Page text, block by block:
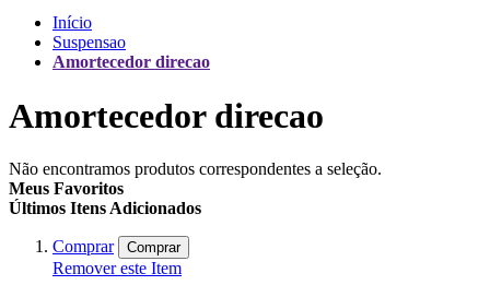
Início
Suspensao
Amortecedor direcao
Amortecedor direcao
Não encontramos produtos correspondentes a seleção.
Meus Favoritos
Últimos Itens Adicionados
Comprar Comprar
Remover este Item